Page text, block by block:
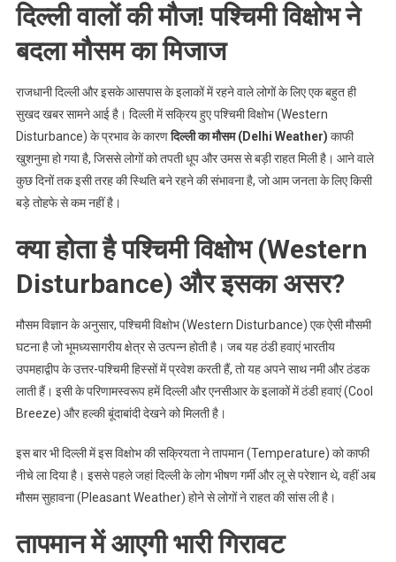
कब
गर्मी
से
राहत
दिल्ली वालों की मौज! पश्चिमी विक्षोभ ने
बदला मौसम का मिजाज
राजधानी दिल्ली और इसके आसपास के इलाकों में रहने वाले लोगों के लिए एक बहुत ही
सुखद खबर सामने आई है। दिल्ली में सक्रिय हुए पश्चिमी विक्षोभ (Western
Disturbance) के प्रभाव के कारणदिल्ली का मौसम (Delhi Weather) काफी
खुशनुमा हो गया है, जिससे लोगों को तपती धूप और उमस से बड़ी राहत मिली है। आने वाले
कुछ दिनों तक इसी तरह की स्थिति बने रहने की संभावना है, जो आम जनता के लिए किसी
बड़े तोहफे से कम नहीं है।
क्या होता है पश्चिमी विक्षोभ (Western
Disturbance) और इसका असर?
मौसम विज्ञान के अनुसार, पश्चिमी विक्षोभ (Western Disturbance) एक ऐसी मौसमी
घटना है जो भूमध्यसागरीय क्षेत्र से उत्पन्न होती है। जब यह ठंडी हवाएं भारतीय
उपमहाद्वीप के उत्तर-पश्चिमी हिस्सों में प्रवेश करती हैं, तो यह अपने साथ नमी और ठंडक
लाती हैं। इसी के परिणामस्वरूप हमें दिल्ली और एनसीआर के इलाकों में ठंडी हवाएं (Cool
Breeze) और हल्की बूंदाबांदी देखने को मिलती है।
इस बार भी दिल्ली में इस विक्षोभ की सक्रियता ने तापमान (Temperature) को काफी
नीचे ला दिया है। इससे पहले जहां दिल्ली के लोग भीषण गर्मी और लू से परेशान थे, वहीं अब
मौसम सुहावना (Pleasant Weather) होने से लोगों ने राहत की सांस ली है।
तापमान में आएगी भारी गिरावट